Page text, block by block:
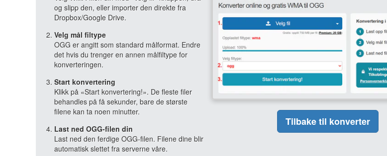
og slipp den, eller importer den direkte fra
Dropbox/Google Drive.
Velg mål filtype
OGG er angitt som standard målformat. Endre
det hvis du trenger en annen målfiltype for
konverteringen.
Start konvertering
Klikk på «Start konvertering!». De fleste filer
behandles på få sekunder, bare de største
filene kan ta noen minutter.
Last ned OGG-filen din
Last ned den ferdige OGG-filen. Filene dine blir
automatisk slettet fra serverne våre.
Tilbake til konverter